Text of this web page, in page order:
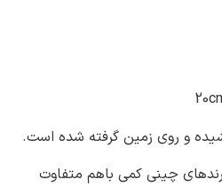
روی زمین گرفته شده است.
چینی کمی باهم متفاوت